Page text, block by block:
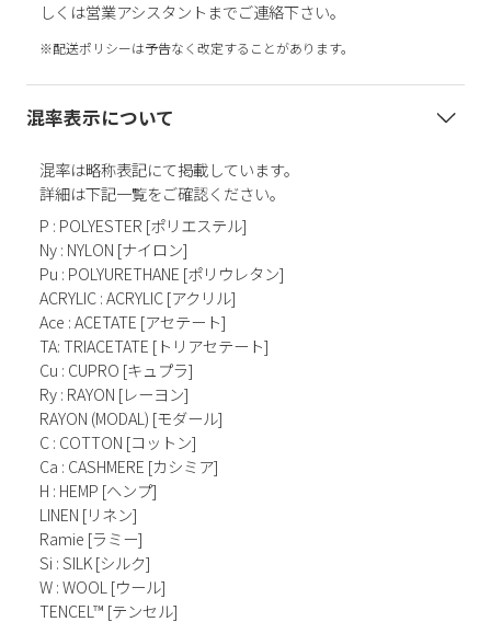
しくは営業アシスタントまでご連絡下さい。
※配送ポリシーは予告なく改定することがあります。
混率表示について
混率は略称表記にて掲載しています。
詳細は下記一覧をご確認ください。
P : POLYESTER [ポリエステル]
Ny : NYLON [ナイロン]
Pu : POLYURETHANE [ポリウレタン]
ACRYLIC : ACRYLIC [アクリル]
Ace : ACETATE [アセテート]
TA: TRIACETATE [トリアセテート]
Cu : CUPRO [キュプラ]
Ry : RAYON [レーヨン]
RAYON (MODAL) [モダール]
C : COTTON [コットン]
Ca : CASHMERE [カシミア]
H : HEMP [ヘンプ]
LINEN [リネン]
Ramie [ラミー]
Si : SILK [シルク]
W : WOOL [ウール]
TENCEL™ [テンセル]